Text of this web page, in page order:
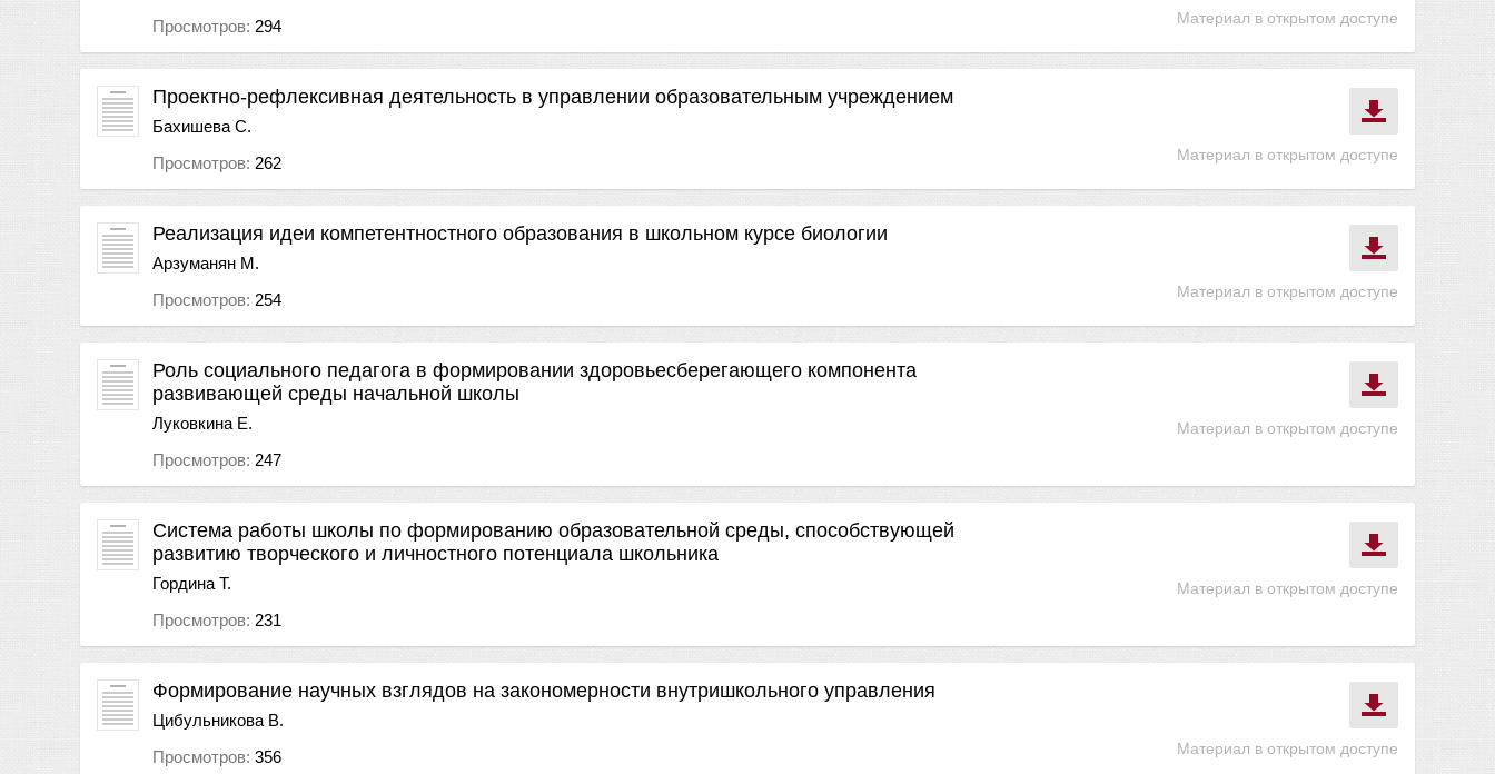
Материал в открытом доступе
Просмотров: 294
Материал в открытом доступе
Проектно-рефлексивная деятельность в управлении образовательным учреждением
Бахишева С.
Просмотров: 262
Материал в открытом доступе
Реализация идеи компетентностного образования в школьном курсе биологии
Арзуманян М.
Просмотров: 254
Материал в открытом доступе
Роль социального педагога в формировании здоровьесберегающего компонента
развивающей среды начальной школы
Луковкина Е.
Просмотров: 247
Материал в открытом доступе
Система работы школы по формированию образовательной среды, способствующей
развитию творческого и личностного потенциала школьника
Гордина Т.
Просмотров: 231
Материал в открытом доступе
Формирование научных взглядов на закономерности внутришкольного управления
Цибульникова В.
Просмотров: 356